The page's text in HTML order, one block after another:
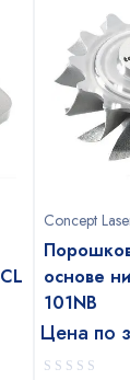
Concept
основе
101NB
Цена по